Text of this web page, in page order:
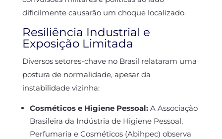
dificilmente causarão um choque localizado.
Resiliência Industrial e
Exposição Limitada
Diversos setores-chave no Brasil relataram uma
postura de normalidade, apesar da
instabilidade vizinha:
Cosméticos e Higiene Pessoal:A Associação
Brasileira da Indústria de Higiene Pessoal,
Perfumaria e Cosméticos (Abihpec) observa